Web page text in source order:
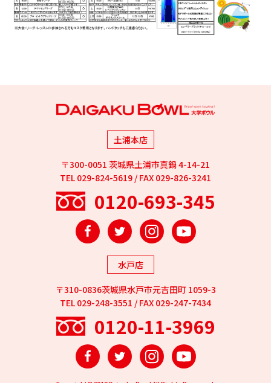
土浦本店
〒300-0051 茨城県土浦市真鍋 4-14-21
TEL 029-824-5619 / FAX 029-826-3241
0120-693-345
FacebookTwitterInstagramYouTube
水戸店
〒310-0836茨城県水戸市元吉田町 1059-3
TEL 029-248-3551 / FAX 029-247-7434
0120-11-3969
FacebookTwitterInstagramYouTube